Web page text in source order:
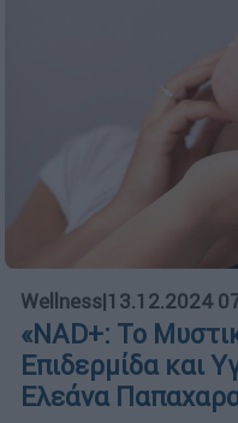
Wellness|13.12.2024
«NAD+: Το
Επιδερμίδα και
Ελεάνα